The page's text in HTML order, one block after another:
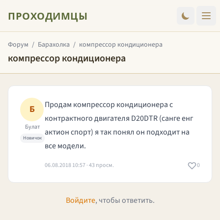
ПРОХОДИМЦЫ
Форум / Барахолка / компрессор кондиционера
компрессор кондиционера
Б
Булат
Новичок
Продам компрессор кондиционера с
контрактного двигателя D20DTR (санге енг
актион спорт) я так понял он подходит на
все модели.
06.08.2018 10:57 · 43 просм. 0
Войдите, чтобы ответить.